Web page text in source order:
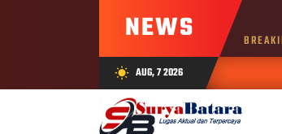
NEWS
wb_sunny AUG, 7 2026